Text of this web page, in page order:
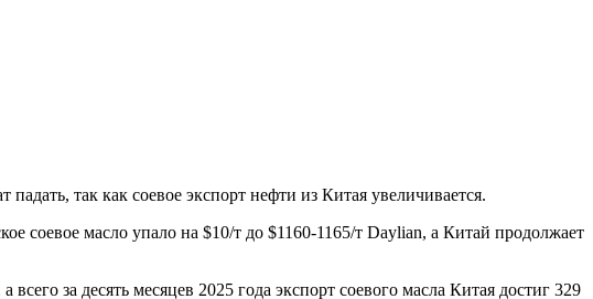
так как соевое экспорт нефти из Китая увеличивается.
соевое масло упало на $10/т до $1160-1165/т Daylian, а Китай продолжает
за десять месяцев 2025 года экспорт соевого масла Китая достиг 329